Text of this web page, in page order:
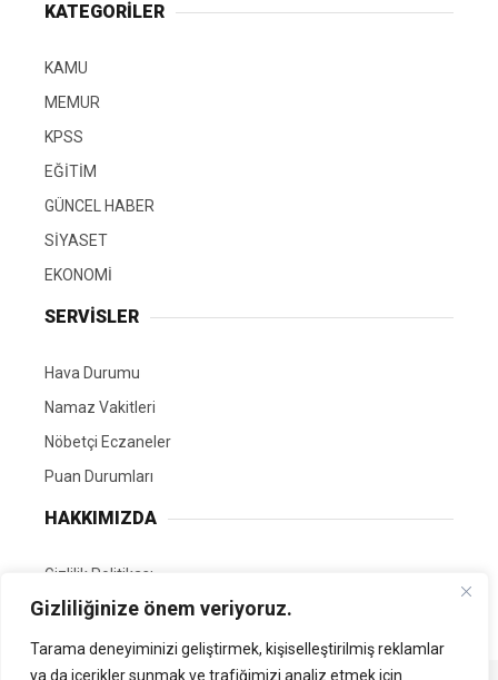
Gizliliğinize önem veriyoruz.
Tarama deneyiminizi geliştirmek, kişiselleştirilmiş reklamlar
ya da içerikler sunmak ve trafiğimizi analiz etmek için
KATEGORİLER
KAMU
MEMUR
KPSS
EĞİTİM
GÜNCEL HABER
SİYASET
EKONOMİ
SERVİSLER
Hava Durumu
Namaz Vakitleri
Nöbetçi Eczaneler
Puan Durumları
HAKKIMIZDA
Gizlilik Politikası
GÖNÜLLÜ EDİTÖRÜMÜZ OL